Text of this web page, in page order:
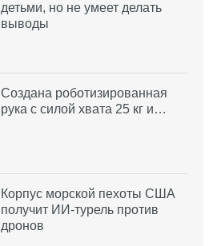
детьми, но не умеет делать
выводы
Создана роботизированная
рука с силой хвата 25 кг и…
Корпус морской пехоты США
получит ИИ-турель против
дронов